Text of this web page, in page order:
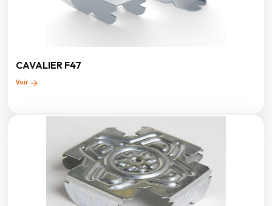
CAVALIER F47
Voir